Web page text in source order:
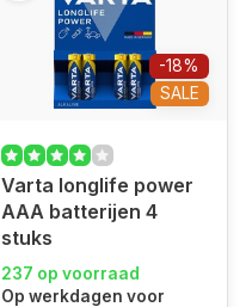
-18%
SALE
Varta longlife power
AAA batterijen 4
stuks
237 op voorraad
Op werkdagen voor